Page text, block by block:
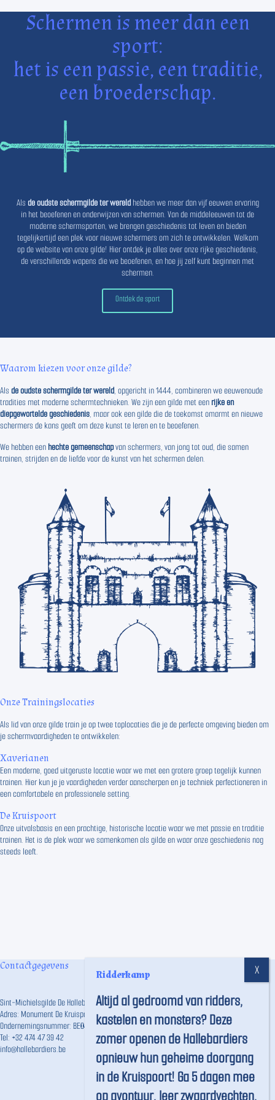
Schermen is meer dan een
sport:
het is een passie, een traditie,
een broederschap.
Als de oudste schermgilde ter wereldhebben we meer dan vijf eeuwen ervaring
in het beoefenen en onderwijzen van schermen. Van de middeleeuwen tot de
moderne schermsporten, we brengen geschiedenis tot leven en bieden
tegelijkertijd een plek voor nieuwe schermers om zich te ontwikkelen. Welkom
op de website van onze gilde! Hier ontdek je alles over onze rijke geschiedenis,
de verschillende wapens die we beoefenen, en hoe jij zelf kunt beginnen met
schermen.
Ontdek de sport
Waarom kiezen voor onze gilde?
Als de oudste schermgilde ter wereld, opgericht in 1444, combineren we eeuwenoude
tradities met moderne schermtechnieken. We zijn een gilde met een rijke en
diepgewortelde geschiedenis, maar ook een gilde die de toekomst omarmt en nieuwe
schermers de kans geeft om deze kunst te leren en te beoefenen.
We hebben een hechte gemeenschapvan schermers, van jong tot oud, die samen
trainen, strijden en de liefde voor de kunst van het schermen delen.
Onze Trainingslocaties
Als lid van onze gilde train je op twee toplocaties die je de perfecte omgeving bieden om
je schermvaardigheden te ontwikkelen:
Xaverianen
Een moderne, goed uitgeruste locatie waar we met een grotere groep tegelijk kunnen
trainen. Hier kun je je vaardigheden verder aanscherpen en je techniek perfectioneren in
een comfortabele en professionele setting.
De Kruispoort
Onze uitvalsbasis en een prachtige, historische locatie waar we met passie en traditie
trainen. Het is de plek waar we samenkomen als gilde en waar onze geschiedenis nog
steeds leeft.
Contactgegevens
Sint-Michielsgilde De Hallebardiers vzw
Adres: Monument De Kruispoort, Langestraat 191, 8000 Brugge
Ondernemingsnummer: BE0457.746.859
Tel: +32 474 47 39 42
info@hallebardiers.be
Ridderkamp
Altijd al gedroomd van ridders,
kastelen en monsters? Deze
zomer openen de Hallebardiers
opnieuw hun geheime doorgang
in de Kruispoort! Ga 5 dagen mee
op avontuur, leer zwaardvechten,